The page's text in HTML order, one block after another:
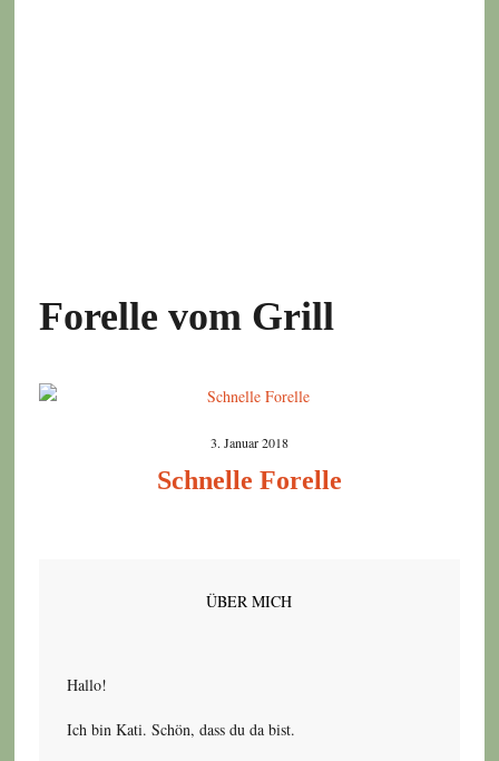
Forelle vom Grill
3. Januar 2018
Schnelle Forelle
ÜBER MICH
Hallo!
Ich bin Kati. Schön, dass du da bist.